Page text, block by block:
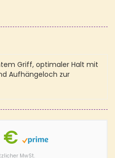
Griff, optimaler Halt mit
Aufhängeloch zur
€
MwSt.